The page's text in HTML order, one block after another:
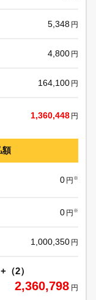
5,348 円
4,800 円
164,100 円
1,360,448 円
額
0 円 ※
0 円 ※
1,000,350 円
2）
2,360,798 円